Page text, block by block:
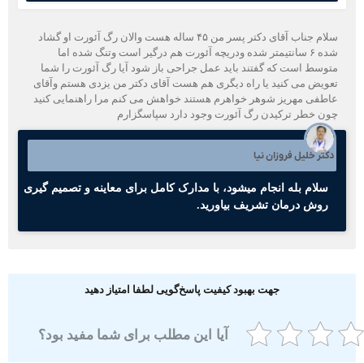
سلام جناب آقای دکتر پسر من ۴۵ ساله هست والان رگ آئورت او گشاد
شده ۶ سانتیمتر شده ودریچه آئورت هم درگیر است وتنگ شده اما
است که گفتند باید عمل جراحی باز شود آیا رگ آئورت را شما
می کنید یا راه دیگری هم هست آقای دکتر من یزدی هستم وآقای
مهریز شوهر خواهرم هستند خواهش می کنم مرا راهنمایی کنید
خطر ترکیدن رگ آئورت وجود دارد سپاسگزارم
دکتر خلیل فروزان نیا
سلام بله انجام میشود، با مدارک کامل برای معاینه و تصمیم گیری
روش درمان تشریف بیاورید.
جهت بهبود کیفیت پاسخ‌گویی لطفا امتیاز دهید
آیا این مطلب برای شما مفید بود؟